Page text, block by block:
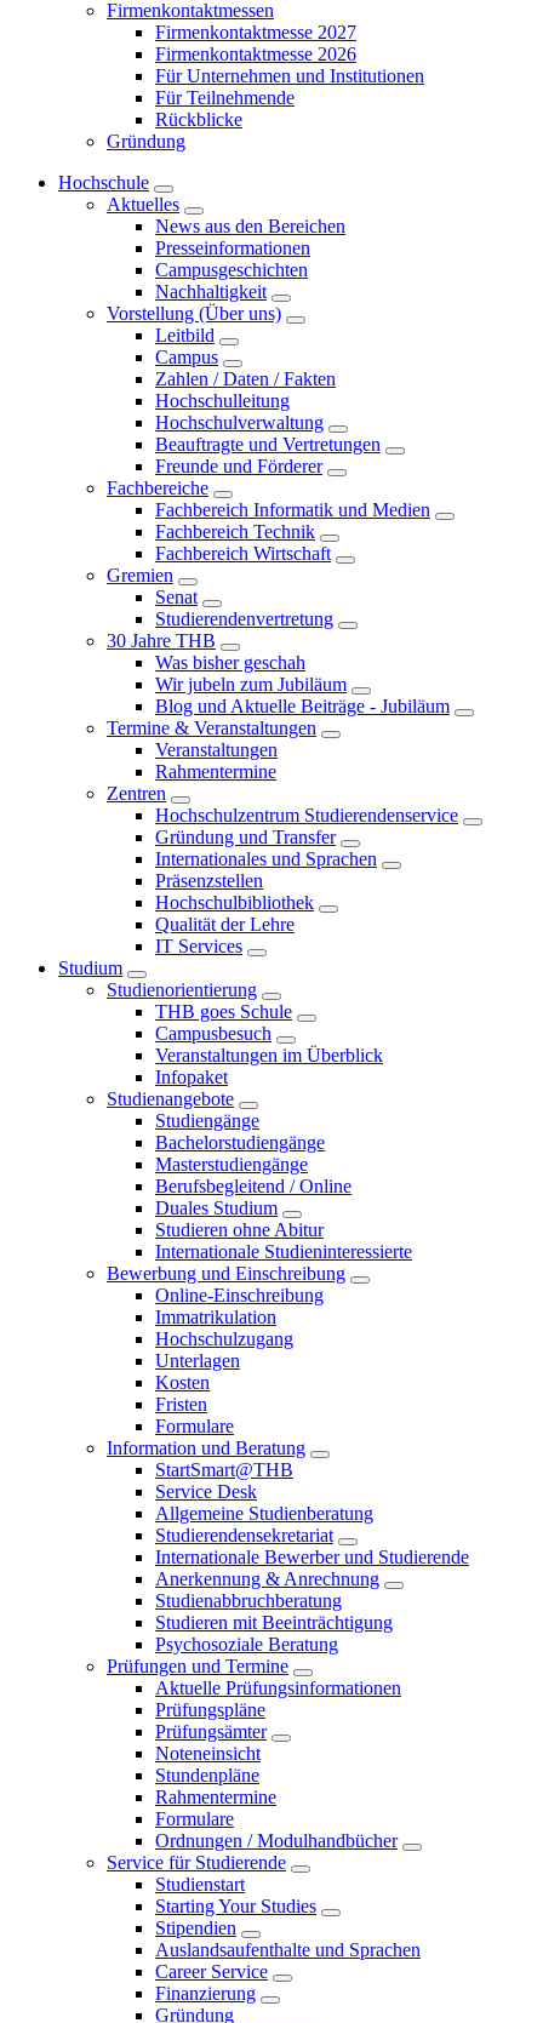
Firmenkontaktmessen
Firmenkontaktmesse 2027
Firmenkontaktmesse 2026
Für Unternehmen und Institutionen
Für Teilnehmende
Rückblicke
Gründung
Hochschule
Aktuelles
News aus den Bereichen
Presseinformationen
Campusgeschichten
Nachhaltigkeit
Vorstellung (Über uns)
Leitbild
Campus
Zahlen / Daten / Fakten
Hochschulleitung
Hochschulverwaltung
Beauftragte und Vertretungen
Freunde und Förderer
Fachbereiche
Fachbereich Informatik und Medien
Fachbereich Technik
Fachbereich Wirtschaft
Gremien
Senat
Studierendenvertretung
30 Jahre THB
Was bisher geschah
Wir jubeln zum Jubiläum
Blog und Aktuelle Beiträge - Jubiläum
Termine & Veranstaltungen
Veranstaltungen
Rahmentermine
Zentren
Hochschulzentrum Studierendenservice
Gründung und Transfer
Internationales und Sprachen
Präsenzstellen
Hochschulbibliothek
Qualität der Lehre
IT Services
Studium
Studienorientierung
THB goes Schule
Campusbesuch
Veranstaltungen im Überblick
Infopaket
Studienangebote
Studiengänge
Bachelorstudiengänge
Masterstudiengänge
Berufsbegleitend / Online
Duales Studium
Studieren ohne Abitur
Internationale Studieninteressierte
Bewerbung und Einschreibung
Online-Einschreibung
Immatrikulation
Hochschulzugang
Unterlagen
Kosten
Fristen
Formulare
Information und Beratung
StartSmart@THB
Service Desk
Allgemeine Studienberatung
Studierendensekretariat
Internationale Bewerber und Studierende
Anerkennung & Anrechnung
Studienabbruchberatung
Studieren mit Beeinträchtigung
Psychosoziale Beratung
Prüfungen und Termine
Aktuelle Prüfungsinformationen
Prüfungspläne
Prüfungsämter
Noteneinsicht
Stundenpläne
Rahmentermine
Formulare
Ordnungen / Modulhandbücher
Service für Studierende
Studienstart
Starting Your Studies
Stipendien
Auslandsaufenthalte und Sprachen
Career Service
Finanzierung
Gründung